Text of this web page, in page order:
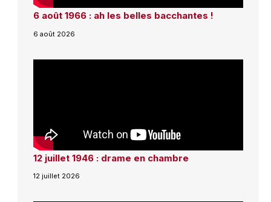
6 août 1966 : ah les belles bacchantes !
6 août 2026
12 juillet 1946 : drame en chambre
12 juillet 2026